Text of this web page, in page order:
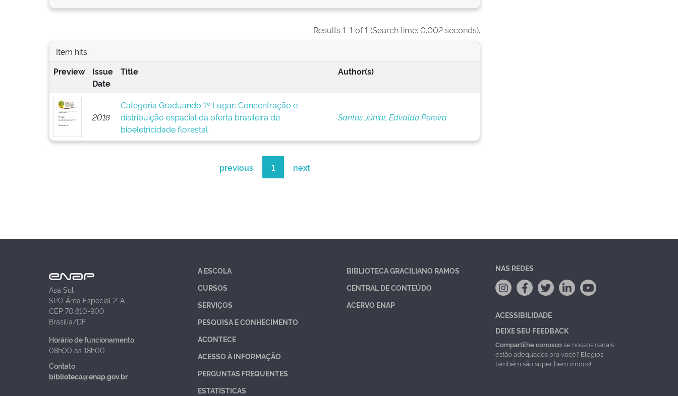
Results 1-1 of 1 (Search time: 0.002 seconds).
Item hits:
Preview
Issue
Date
Title Author(s)
2018
Categoria Graduando 1º Lugar: Concentração e
distribuição espacial da oferta brasileira de
bioeletricidade florestal
Santos Júnior, Edvaldo Pereira
previous 1 next
Asa Sul
SPO Área Especial 2-A
CEP 70.610-900
Brasília/DF
Horário de funcionamento
08h00 às 18h00
Contato
biblioteca@enap.gov.br
A ESCOLA
CURSOS
SERVIÇOS
PESQUISA E CONHECIMENTO
ACONTECE
ACESSO À INFORMAÇÃO
PERGUNTAS FREQUENTES
ESTATÍSTICAS
BIBLIOTECA GRACILIANO RAMOS
CENTRAL DE CONTEÚDO
ACERVO ENAP
NAS REDES
ACESSIBILIDADE
DEIXE SEU FEEDBACK
Compartilhe conoscose nossos canais
estão adequados pra você? Elogios
também são super bem vindos!